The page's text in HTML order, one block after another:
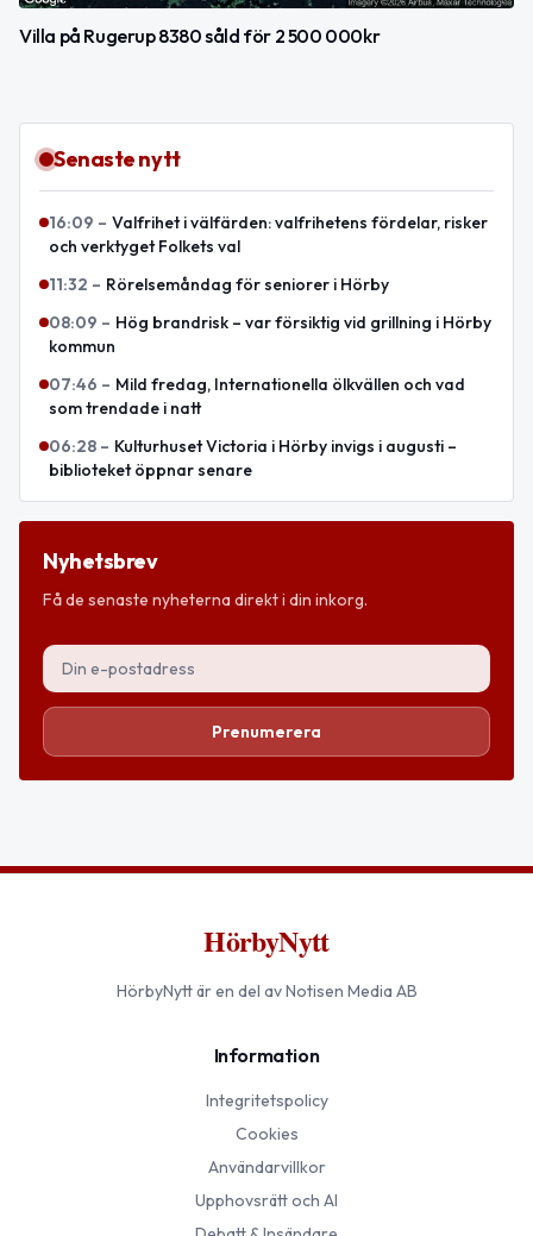
Villa på Rugerup 8380 såld för 2 500 000kr
Senaste nytt
16:09 – Valfrihet i välfärden: valfrihetens fördelar, risker
och verktyget Folkets val
11:32 – Rörelsemåndag för seniorer i Hörby
08:09 – Hög brandrisk – var försiktig vid grillning i Hörby
kommun
07:46 – Mild fredag, Internationella ölkvällen och vad
som trendade i natt
06:28 – Kulturhuset Victoria i Hörby invigs i augusti –
biblioteket öppnar senare
Nyhetsbrev
Få de senaste nyheterna direkt i din inkorg.
Prenumerera
HörbyNytt
HörbyNyttär en del av Notisen Media AB
Information
Integritetspolicy
Cookies
Användarvillkor
Upphovsrätt och AI